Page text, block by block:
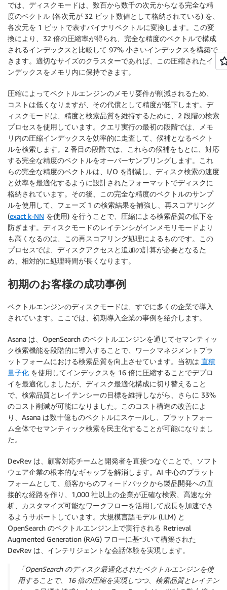
では、ディスクモードは、数百から数千の次元からなる完全な精
度のベクトル (各次元が 32 ビット数値として格納されている) を、
各次元を 1 ビットで表すバイナリベクトルに変換します。この変
換により、32 倍の圧縮率が得られ、完全な精度のベクトルで構成
されるインデックスと比較して 97% 小さいインデックスを構築で
きます。適切なサイズのクラスターであれば、この圧縮されたイ
ンデックスをメモリ内に保持できます。
圧縮によってベクトルエンジンのメモリ要件が削減されるため、
コストは低くなりますが、その代償として精度が低下します。デ
ィスクモードは、精度と検索品質を維持するために、2 段階の検索
プロセスを使用しています。クエリ実行の最初の段階では、メモ
リ内の圧縮インデックスを効率的に走査して、候補となるベクト
ルを検索します。2 番目の段階では、これらの候補をもとに、対応
する完全な精度のベクトルをオーバーサンプリングします。これ
らの完全な精度のベクトルは、I/O を削減し、ディスク検索の速度
と効率を最適化するように設計されたフォーマットでディスクに
格納されています。その後、この完全な精度のベクトルのサンプ
ルを使用して、フェーズ 1 の検索結果を補強し、再スコアリング
(exact k-NN を使用) を行うことで、圧縮による検索品質の低下を
防ぎます。ディスクモードのレイテンシがインメモリモードより
も高くなるのは、この再スコアリング処理によるものです。この
プロセスでは、ディスクアクセスと追加の計算が必要となるた
め、相対的に処理時間が長くなります。
初期のお客様の成功事例
ベクトルエンジンのディスクモードは、すでに多くの企業で導入
されています。ここでは、初期導入企業の事例を紹介します。
Asana は、OpenSearch のベクトルエンジンを通じてセマンティッ
ク検索機能を段階的に導入することで、ワークマネジメントプラ
ットフォームにおける検索品質を向上させています。当初は 直積
量子化 を使用してインデックスを 16 倍に圧縮することでデプロ
イを最適化しましたが、ディスク最適化構成に切り替えること
で、検索品質とレイテンシーの目標を維持しながら、さらに 33%
のコスト削減が可能になりました。このコスト構造の改善によ
り、Asana は数十億ものベクトルにスケールし、プラットフォー
ム全体でセマンティック検索を民主化することが可能になりまし
た。
DevRev は、顧客対応チームと開発者を直接つなぐことで、ソフト
ウェア企業の根本的なギャップを解消します。AI 中心のプラット
フォームとして、顧客からのフィードバックから製品開発への直
接的な経路を作り、1,000 社以上の企業が正確な検索、高速な分
析、カスタマイズ可能なワークフローを活用して成長を加速でき
るようサポートしています。大規模言語モデル (LLM) と
OpenSearch のベクトルエンジン上で実行される Retrieval
Augmented Generation (RAG) フローに基づいて構築された
DevRev は、インテリジェントな会話体験を実現します。
「OpenSearch のディスク最適化されたベクトルエンジンを使
用することで、16 倍の圧縮を実現しつつ、検索品質とレイテン